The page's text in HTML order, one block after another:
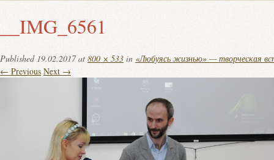
__IMG_6561
Published 19.02.2017at 800 × 533 in «Любуясь жизнью» — творческая
← Previous Next →